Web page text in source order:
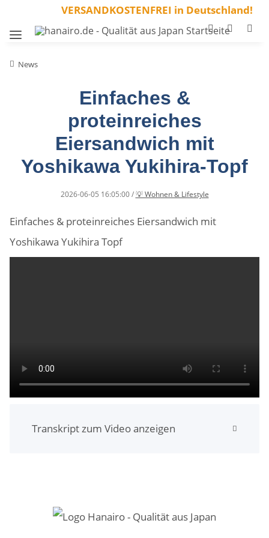
VERSANDKOSTENFREI in Deutschland!
News
Einfaches &
proteinreiches
Eiersandwich mit
Yoshikawa Yukihira-Topf
2026-06-05 16:05:00 /💡 Wohnen & Lifestyle
Einfaches & proteinreiches Eiersandwich mit
Yoshikawa Yukihira Topf
Transkript zum Video anzeigen